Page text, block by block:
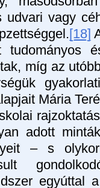
udvari vagy
[18]
tudományos
míg az
Mária
adott
– s
egyúttal